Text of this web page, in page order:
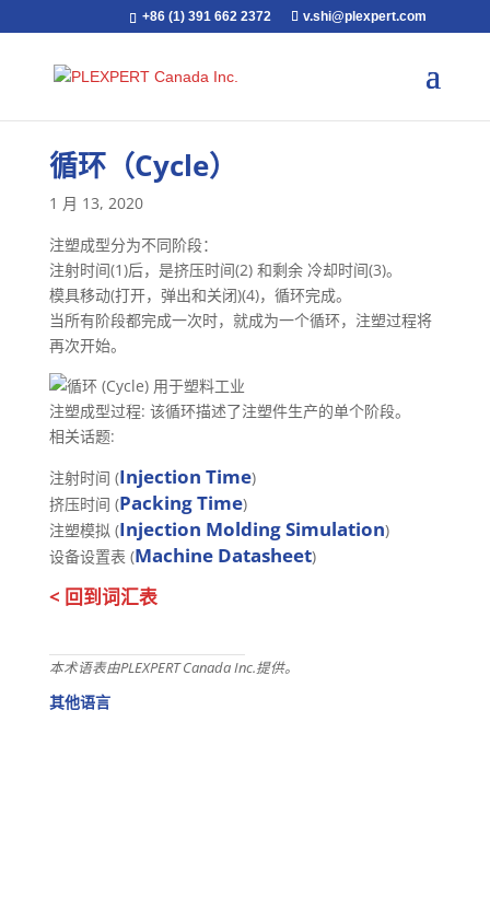
+86 (1) 391 662 2372 v.shi@plexpert.com
循环（Cycle）
1 月 13, 2020
注塑成型分为不同阶段：
注射时间(1)后，是挤压时间(2) 和剩余 冷却时间(3)。
模具移动(打开，弹出和关闭)(4)，循环完成。
当所有阶段都完成一次时，就成为一个循环，注塑过程将
再次开始。
注塑成型过程: 该循环描述了注塑件生产的单个阶段。
相关话题:
注射时间 (Injection Time)
挤压时间 (Packing Time)
注塑模拟 (Injection Molding Simulation)
设备设置表 (Machine Datasheet)
< 回到词汇表
本术语表由PLEXPERT Canada Inc.提供。
其他语言